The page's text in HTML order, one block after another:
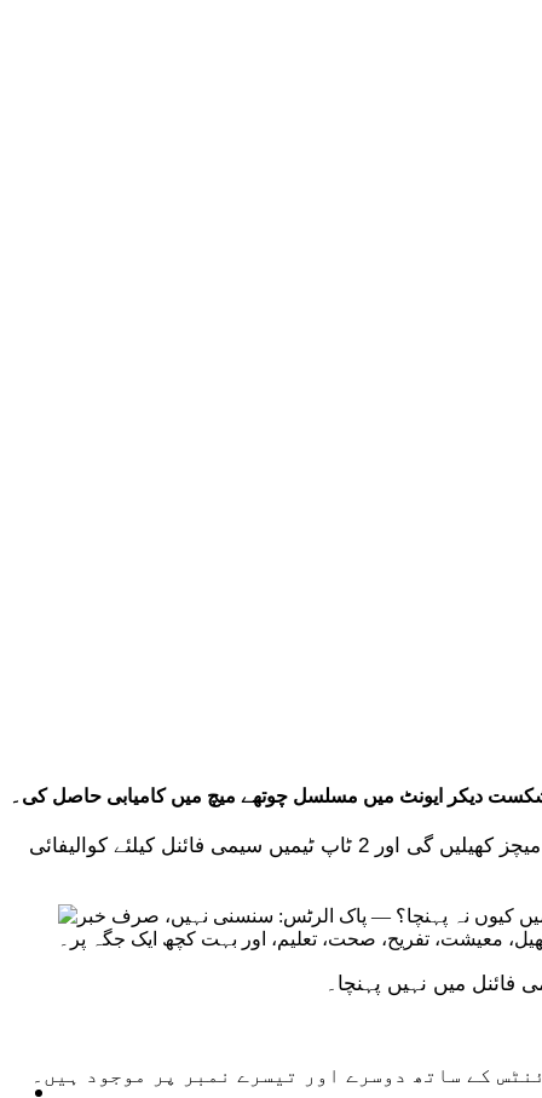
ٹیکنالوجی
ٹی ٹوئنٹی ورلڈ کپ کے سپر 12 مرحلے میں 6 ، 6 ٹیموں کو 2 گروپوں میں تقسیم کیا گیا ہے جبکہ ہر گروپ میں شامل ٹیمیں پانچ میچز کھیلیں گی اور 2 ٹاپ ٹیمیں سیمی فائنل کیلئے کوالیفائی